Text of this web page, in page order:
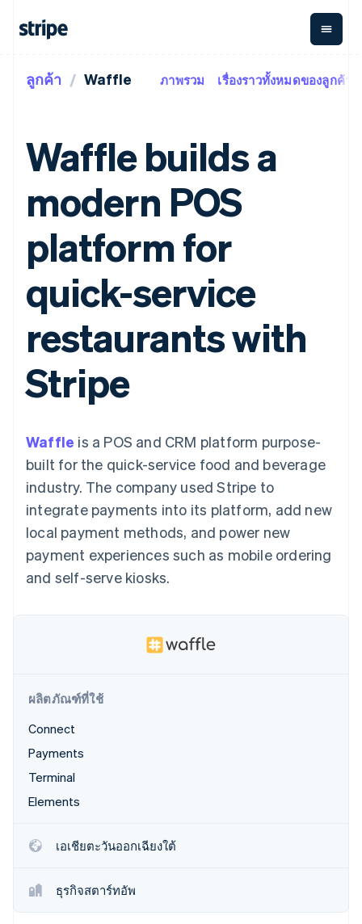
การชำระเงิน
การชำระเงิน
ออนไลน์
Payment links
การชำระเงิน
แบบไม่ต้อง
เขียนโค้ด
Checkout
UI การชำระ
เงินสำเร็จรูป
Elements
องค์ประกอบ UI
ที่ยืดหยุ่น
เงิน
เข้าถึงได้
รายการ
Authorization
Boost
ยกระดับการ
ชำระเงิน
Link
รวดเร็วขึ้น
รายรับ
รายรับตาม
แบบแผนล่วง
หน้า
Metronome
การเรียกเก็บ
เงินตามการ
การชำระเงิน
ตามรอบบิล
การจัดการ
ตามรอบบิล
Invoicing
ครั้งเดียวหรือ
ล่วงหน้า
Tax
คิดภาษีการ
อัตโนมัติ
ทำบัญชี
Sigma
รายงานที่
ออกแบบเอง
Data
Pipeline
การซิงค์
ข้อมูล
การ
Global
Payouts
แพลตฟ
การป้องกันการฉ้อโกง
Atlas
การก่อตั้งบริษัทสตาร์ทอัพ
Climate
การขจัดคาร์บอน
ดูว่า Stripe กำลังสร้างโครงสร้างพื้นฐานระบบเศรษฐกิจสำหรับ
AI อย่างไร
รับชมเลย
ตามขั้น
ตามกรณีใช้งาน
อีคอมเมิร์ซ
บริการทางการเงินที่ผสาน
การทำงานอัตโนมัติด้าน
การเงิน
การชำระเงินในแอป
มาร์เก็ตเพลส
แพลตฟอร์ม
SaaS
บริษัท AI
แวดวงครีเอเตอร์
เกม
การบริการ การเดินทาง
ประกันภัย
สื่อและความบันเทิง
ภาครัฐ
เอกสารประกอบ
ไลบรารีและ SDK
Stripe Apps
รับการชำระเงินออนไลน์
สำเร็จรูป
สร้างแพลตฟอร์มหรือ
จัดการการชำระเงินตาม
รอบบิล
การใช้งาน
ออกบัตรที่มีสเตเบิลคอยน์
รองรับอยู่
แหล่งข้อมูล
การเชื่อมต่อการทำงาน
ตัวอย่างโค้ด
บล็อกของนักพัฒนา
เรียนรู้
การสนับสนุน
รับการสนับสนุน
แพ็กเกจการสนับสนุนที่ได้
บริการเฉพาะทาง
บริษัท
แผนงานผลิตภัณฑ์
การประชุมประจำปีแบบ
ห้องข่าว
Stripe Press
การติดต่อ
ติดต่อฝ่ายขาย
สมัครเป็นพาร์ทเนอร์
ลูกค้า Waffle ภาพรวม เรื่องราวทั้งหมดของลูกค้า
Waffle builds a
modern POS
platform for
quick-service
restaurants with
Stripe
Waffle is a POS and CRM platform purpose-
built for the quick-service food and beverage
industry. The company used Stripe to
integrate payments into its platform, add new
local payment methods, and power new
payment experiences such as mobile ordering
and self-serve kiosks.
ผลิตภัณฑ์ที่ใช้
Connect
Payments
Terminal
Elements
เอเชียตะวันออกเฉียงใต้
ธุรกิจสตาร์ทอัพ